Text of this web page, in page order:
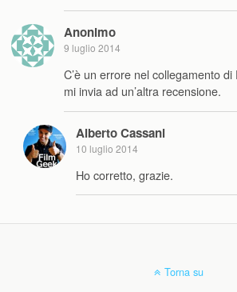
Anonimo
9 luglio 2014
C’è un errore nel collegamento
mi invia ad un’altra recensione.
Alberto Cassani
10 luglio 2014
Ho corretto, grazie.
Torna su